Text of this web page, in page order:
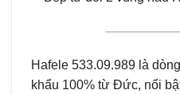
Hafele 533.09.989 là
khẩu 100% từ Đức, nổi